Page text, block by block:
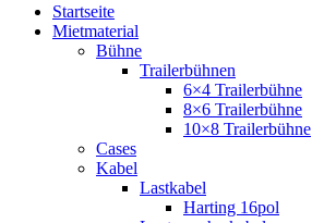
Startseite
Mietmaterial
Bühne
Trailerbühnen
6×4 Trailerbühne
8×6 Trailerbühne
10×8 Trailerbühne
Cases
Kabel
Lastkabel
Harting 16pol